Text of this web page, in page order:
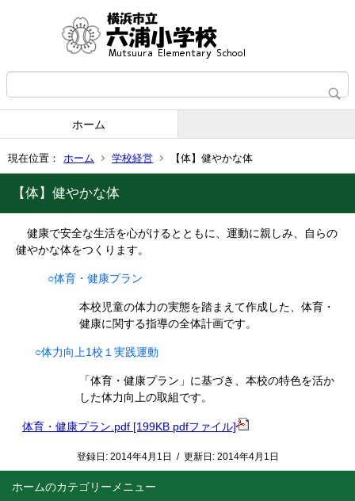
ホーム
現在位置： ホーム 学校経営 【体】健やかな体
ホーム
【体】健やかな体
健康で安全な生活を心がけるとともに、運動に親しみ、自らの
健やかな体をつくります。
○体育・健康プラン
本校児童の体力の実態を踏まえて作成した、体育・
健康に関する指導の全体計画です。
○体力向上1校１実践運動
「体育・健康プラン」に基づき、本校の特色を活か
した体力向上の取組です。
体育・健康プラン.pdf [199KB pdfファイル]
登録日: 2014年4月1日 / 更新日: 2014年4月1日